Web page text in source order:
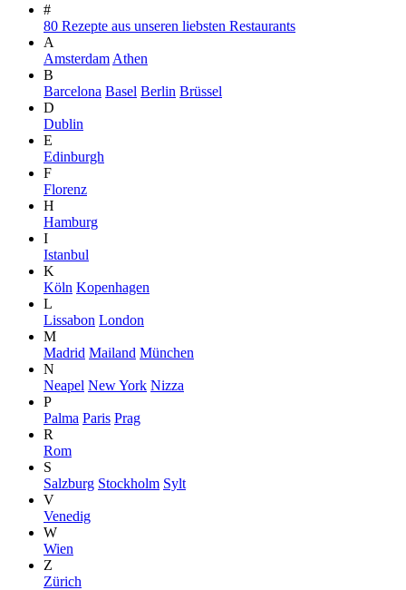
#
80 Rezepte aus unseren liebsten Restaurants
A
Amsterdam Athen
B
Barcelona Basel Berlin Brüssel
D
Dublin
E
Edinburgh
F
Florenz
H
Hamburg
I
Istanbul
K
Köln Kopenhagen
L
Lissabon London
M
Madrid Mailand München
N
Neapel New York Nizza
P
Palma Paris Prag
R
Rom
S
Salzburg Stockholm Sylt
V
Venedig
W
Wien
Z
Zürich